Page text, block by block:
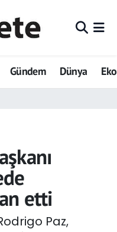
Gündem Dünya
etti
Paz,